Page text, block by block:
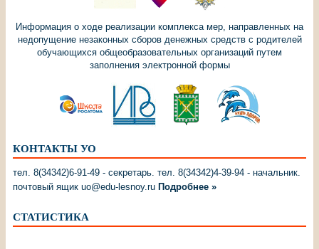
Информация о ходе реализации комплекса мер, направленных на
недопущение незаконных сборов денежных средств с родителей
обучающихся общеобразовательных организаций путем
заполнения электронной формы
КОНТАКТЫ УО
тел. 8(34342)6-91-49 - секретарь. тел. 8(34342)4-39-94 - начальник.
почтовый ящик uo@edu-lesnoy.ru Подробнее »
СТАТИСТИКА